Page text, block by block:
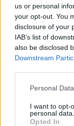
us or personal
your opt-out. You
disclosure of your
IAB’s list of
also be disclosed
Downstream
Personal
I want to opt-
personal data.
Opted In